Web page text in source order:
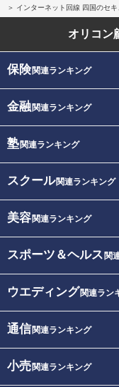
インターネット回線 四国のセ
オリコン
保険関連ランキング
金融関連ランキング
塾関連ランキング
スクール関連ランキング
美容関連ランキング
スポーツ＆ヘルス 関
ウエディング関連ラン
通信関連ランキング
小売関連ランキング